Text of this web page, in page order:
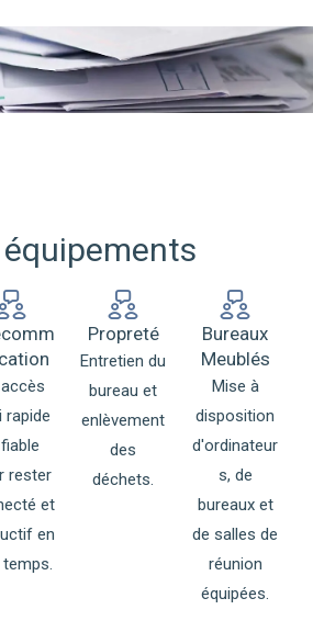
rapide
rester
et
en
Propreté
Entretien du
bureau et
enlèvement
des
déchets.
Bureaux
Meublés
Mise à
disposition
d'ordinateur
s, de
bureaux et
de salles de
réunion
équipées.